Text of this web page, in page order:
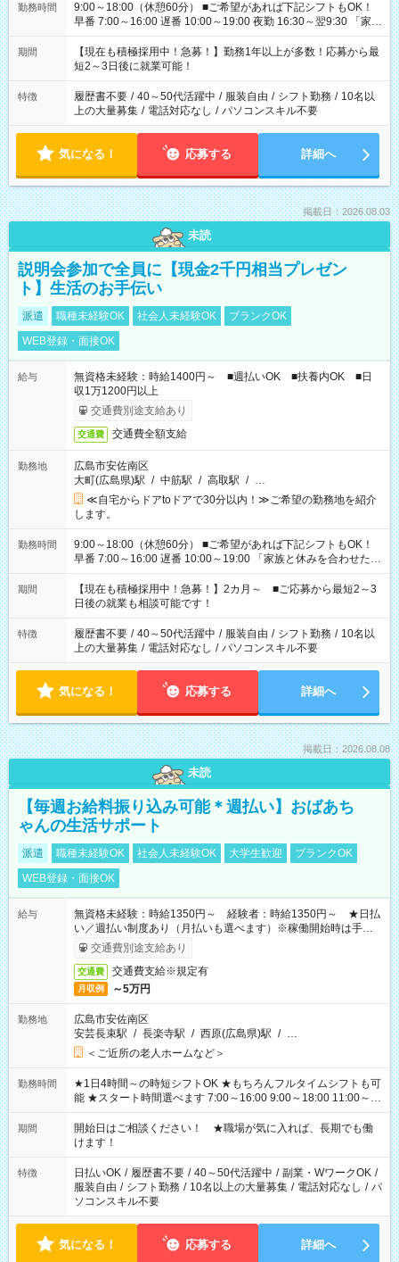
勤務時間
9:00～18:00（休憩60分） ■ご希望があれば下記シフトもOK！
早番 7:00～16:00 遅番 10:00～19:00 夜勤 16:30～翌9:30 「家族
と休みを合わせたい」 「余裕を持って夕飯の準備がしたい」
「できれば残業はしたくない」 など、ご希望を教えてください
ね。 ※Wワーク希望の方へ 今ご覧のお仕事で希望する勤務時間
と、もう1つのお仕事の勤務時間。 合計で週40時間を超える場
合は応募できません。
期間
【現在も積極採用中！急募！】勤務1年以上が多数！応募から最
短2～3日後に就業可能！
特徴 履歴書不要 / 40～50代活躍中 / 服装自由 / シフト勤務 / 10名以
上の大量募集 / 電話対応なし / パソコンスキル不要
気になる！ 応募する 詳細へ
掲載日：2026.08.03
未読
説明会参加で全員に【現金2千円相当プレゼン
ト】生活のお手伝い
派遣 職種未経験OK 社会人未経験OK
ブランクOK
WEB登録・面接OK
給与
無資格未経験：時給1400円～ ■週払いOK ■扶養内OK ■日
収1万1200円以上
交通費別途支給あり
交通費 交通費全額支給
勤務地
広島市安佐南区
大町(広島県)駅 / 中筋駅 / 高取駅 / …
≪自宅からドアtoドアで30分以内！≫ご希望の勤務地を紹介
します。
勤務時間
9:00～18:00（休憩60分） ■ご希望があれば下記シフトもOK！
早番 7:00～16:00 遅番 10:00～19:00 「家族と休みを合わせた
い」 「余裕を持って夕飯の準備がしたい」 「できれば残業はし
たくない」 など、ご希望を教えてくださいね。 ※Wワーク希望
の方へ 今ご覧のお仕事で希望する勤務時間と、もう1つのお仕事
の勤務時間。 合計で週40時間を超える場合は応募できません。
期間
【現在も積極採用中！急募！】2カ月～ ■ご応募から最短2～3
日後の就業も相談可能です！
特徴 履歴書不要 / 40～50代活躍中 / 服装自由 / シフト勤務 / 10名以
上の大量募集 / 電話対応なし / パソコンスキル不要
気になる！ 応募する 詳細へ
掲載日：2026.08.08
未読
【毎週お給料振り込み可能＊週払い】おばあち
ゃんの生活サポート
派遣 職種未経験OK 社会人未経験OK 大学生歓迎
ブランクOK
WEB登録・面接OK
給与
無資格未経験：時給1350円～ 経験者：時給1350円～ ★日払
い／週払い制度あり（月払いも選べます）※稼働開始時は手続き
完了次第のお支払いとなります。
交通費別途支給あり
交通費 交通費支給※規定有
月収例 ～5万円
勤務地
広島市安佐南区
安芸長束駅 / 長楽寺駅 / 西原(広島県)駅 / …
＜ご近所の老人ホームなど＞
勤務時間
★1日4時間～の時短シフトOK ★もちろんフルタイムシフトも可
能 ★スタート時間選べます 7:00～16:00 9:00～18:00 11:00～
20:00 など 残業なし！ ※Wワークの場合、他のお仕事と合わせ
週40時間超の就業はご案内できません ※法令に基づき、週20時
間以上勤務は社会保険への加入対象となります ※労働者派遣法
（日雇い派遣の原則禁止）により、短時間・短期間の就業はご
案内が難しい場合があります
期間
開始日はご相談ください！ ★職場が気に入れば、長期でも働
けます！
特徴 日払いOK / 履歴書不要 / 40～50代活躍中 / 副業・WワークOK /
服装自由 / シフト勤務 / 10名以上の大量募集 / 電話対応なし / パ
ソコンスキル不要
気になる！ 応募する 詳細へ